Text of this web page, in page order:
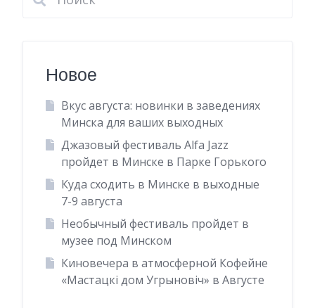
Новое
Вкус августа: новинки в заведениях
Минска для ваших выходных
Джазовый фестиваль Alfa Jazz
пройдет в Минске в Парке Горького
Куда сходить в Минске в выходные
7-9 августа
Необычный фестиваль пройдет в
музее под Минском
Киновечера в атмосферной Кофейне
«Мастацкі дом Угрыновіч» в Августе